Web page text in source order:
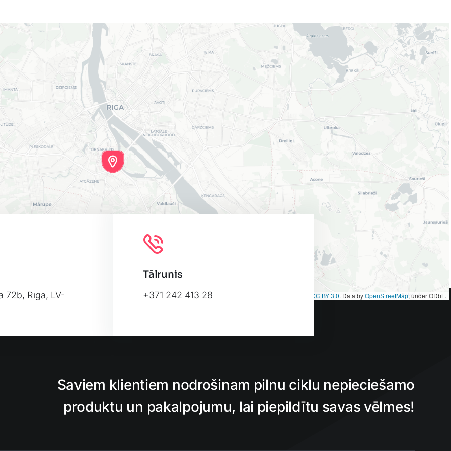
Leaflet CC BY 3.0. Data byOpenStreetMap, under ODbL.
72b, Rīga, LV-
Tālrunis
+371 242 413 28
Saviem klientiem nodrošinam pilnu ciklu nepieciešamo
produktu un pakalpojumu, lai piepildītu savas vēlmes!